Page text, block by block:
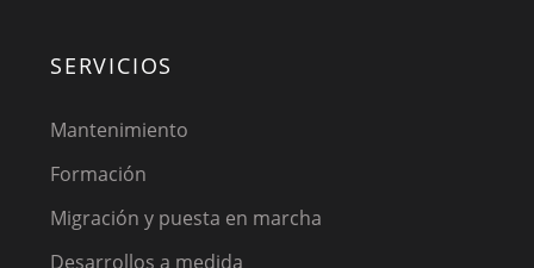
SERVICIOS
Mantenimiento
Formación
Migración y puesta en marcha
Desarrollos a medida